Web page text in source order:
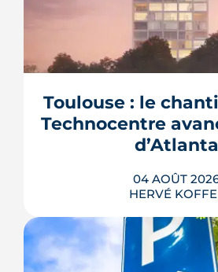
La troisième et dernière
l'écoquartier
près de 1 700 logements
protégé, la cisticole des
fortement le plan
repousse un calendrier
LIRE
Toulouse : le
Technocentre
d’Atlanta
04 AOÛT
HERVÉ